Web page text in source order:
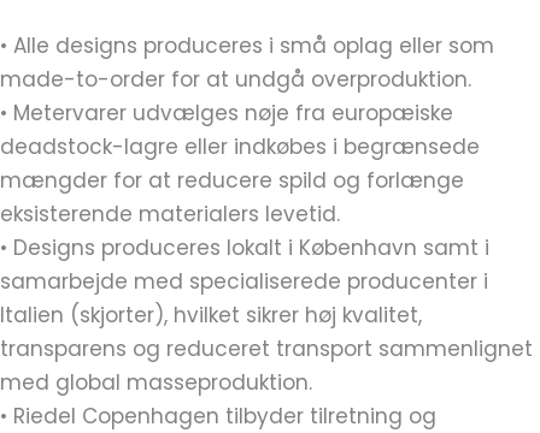
• Alle designs produceres i små oplag eller som
made-to-order for at undgå overproduktion.
• Metervarer udvælges nøje fra europæiske
deadstock-lagre eller indkøbes i begrænsede
mængder for at reducere spild og forlænge
eksisterende materialers levetid.
• Designs produceres lokalt i København samt i
samarbejde med specialiserede producenter i
Italien (skjorter), hvilket sikrer høj kvalitet,
transparens og reduceret transport sammenlignet
med global masseproduktion.
• Riedel Copenhagen tilbyder tilretning og